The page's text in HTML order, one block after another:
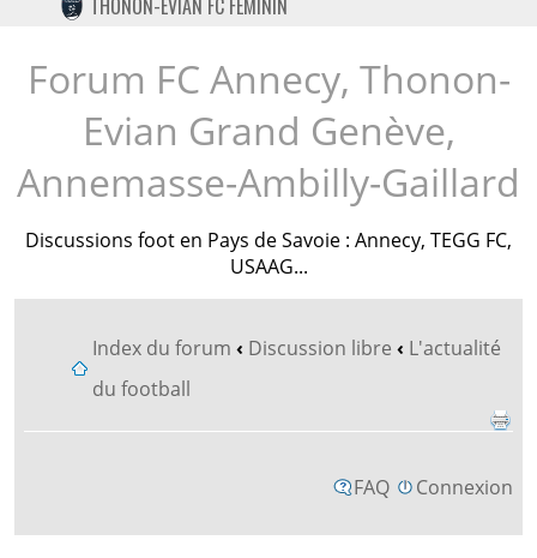
TWITTER
INSTAGRAM
THONON-EVIAN FC FÉMININ
Forum FC Annecy, Thonon-
Evian Grand Genève,
Annemasse-Ambilly-Gaillard
Discussions foot en Pays de Savoie : Annecy, TEGG FC,
USAAG...
Index du forum ‹ Discussion libre ‹ L'actualité
du football
FAQ Connexion